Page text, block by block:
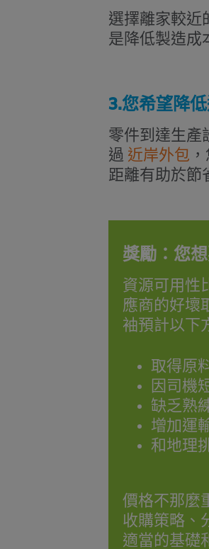
選擇離家較近
是降低製造成
3.您希望降
零件到達生產
過 近岸外包
距離有助於節
獎勵：您
資源可用性
應商的好壞
袖預計以下
取得原
因司機
缺乏熟
增加運
和地理
價格不那麼
收購策略、
適當的基礎